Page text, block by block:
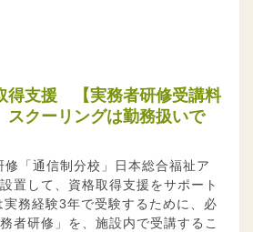
クーリングは勤務扱いで
「通信制分校」日本総合福祉ア
置して、資格取得支援をサポート
実務経験3年で受験するために、必
者研修」を、施設内で受講するこ